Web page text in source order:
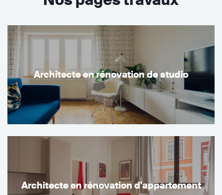
Architecte en rénovation de studio
Architecte en rénovation d'appartement